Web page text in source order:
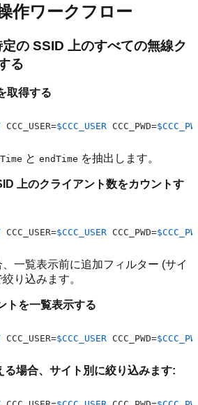
作ワークフロー
の SSID 上のすべての無線ク
る
取得する
CCC_USER=$CCC_USER CCC_PWD=
と endTime を抽出します。
上のクライアント数をカウントす
CCC_USER=$CCC_USER CCC_PWD=
一覧表示前に追加フィルター (サイ
り込みます。
トを一覧表示する
CCC_USER=$CCC_USER CCC_PWD=
る場合、サイト別に絞り込みます: